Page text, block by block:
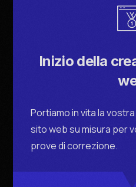
Inizio della
Portiamo in vita la
sito web su misura per
prove di correzione.